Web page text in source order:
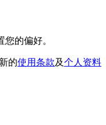
您的偏好。
的使用条款及个人资料